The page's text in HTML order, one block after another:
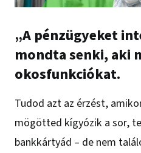
„A pénzügyeket
mondta senki, aki
okosfunkciókat.
Tudod azt az érzést,
mögötted kígyózik a sor,
bankkártyád – de nem